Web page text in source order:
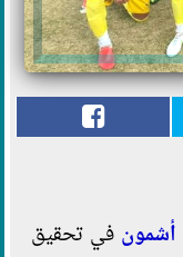
أشمون في تحقيق